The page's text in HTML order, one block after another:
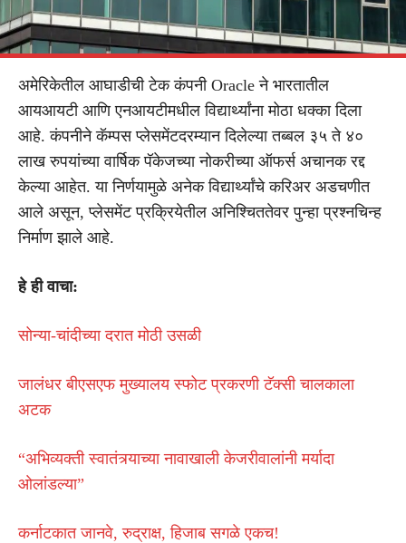
अमेरिकेतील आघाडीची टेक कंपनी Oracle ने भारतातील
आयआयटी आणि एनआयटीमधील विद्यार्थ्यांना मोठा धक्का दिला
आहे. कंपनीने कॅम्पस प्लेसमेंटदरम्यान दिलेल्या तब्बल ३५ ते ४०
लाख रुपयांच्या वार्षिक पॅकेजच्या नोकरीच्या ऑफर्स अचानक रद्द
केल्या आहेत. या निर्णयामुळे अनेक विद्यार्थ्यांचे करिअर अडचणीत
आले असून, प्लेसमेंट प्रक्रियेतील अनिश्चिततेवर पुन्हा प्रश्नचिन्ह
निर्माण झाले आहे.
हे ही वाचा:
सोन्या-चांदीच्या दरात मोठी उसळी
जालंधर बीएसएफ मुख्यालय स्फोट प्रकरणी टॅक्सी चालकाला
अटक
“अभिव्यक्ती स्वातंत्र्याच्या नावाखाली केजरीवालांनी मर्यादा
ओलांडल्या”
कर्नाटकात जानवे, रुद्राक्ष, हिजाब सगळे एकच!